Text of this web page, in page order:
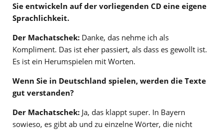
Sie entwickeln auf der vorliegenden CD eine eigene
Sprachlichkeit.
Der Machatschek: Danke, das nehme ich als
Kompliment. Das ist eher passiert, als dass es gewollt ist.
Es ist ein Herumspielen mit Worten.
Wenn Sie in Deutschland spielen, werden die Texte
gut verstanden?
Der Machatschek: Ja, das klappt super. In Bayern
sowieso, es gibt ab und zu einzelne Wörter, die nicht